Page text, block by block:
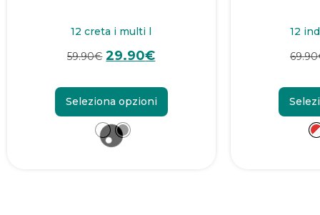
12 creta i multi l
59.90€ 29.90€
Seleziona opzioni
12
69.90